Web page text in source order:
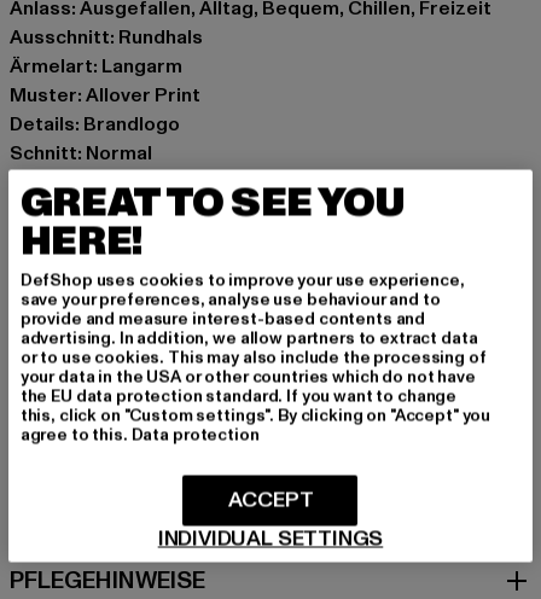
Anlass: Ausgefallen, Alltag, Bequem, Chillen, Freizeit
Ausschnitt: Rundhals
Ärmelart: Langarm
Muster: Allover Print
Details: Brandlogo
Schnitt: Normal
Marke: Carlo Colucci
Kat.: Pullover
Farbe: rot
Hersteller Farbe: orange
Materialzusammensetzung: 100% Baumwolle
Art.Nr: C5759-00180
Hersteller: Mark Seven Fashion GmbH & Co. KG |
info@carlocolucci.com
Kyllmannweg 7 | 42699 Solingen | DE
GRÖSSE & PASSFORM
PFLEGEHINWEISE
GREAT TO SEE YOU
HERE!
DefShop uses cookies to improve your use experience,
save your preferences, analyse use behaviour and to
provide and measure interest-based contents and
advertising. In addition, we allow partners to extract data
or to use cookies. This may also include the processing of
your data in the USA or other countries which do not have
the EU data protection standard. If you want to change
this, click on "Custom settings". By clicking on "Accept" you
agree to this. Data protection
INDIVIDUAL SETTINGS
ACCEPT